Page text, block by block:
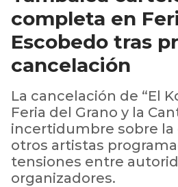
completa en
Escobedo tras
cancelación
La cancelación de “El
Feria del Grano y la
incertidumbre sobre
otros artistas
tensiones entre
organizadores.